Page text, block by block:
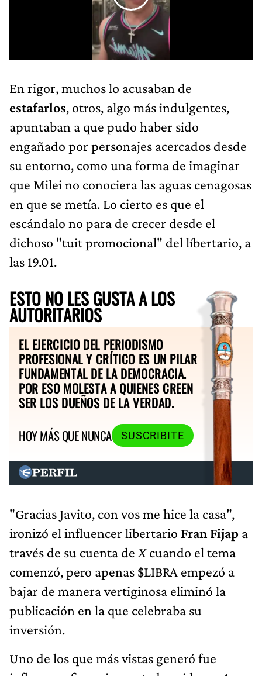
En rigor, muchos lo acusaban de
estafarlos, otros, algo más indulgentes,
apuntaban a que pudo haber sido
engañado por personajes acercados desde
su entorno, como una forma de imaginar
que Milei no conociera las aguas cenagosas
en que se metía. Lo cierto es que el
escándalo no para de crecer desde el
dichoso "tuit promocional" del líbertario, a
las 19.01.
ESTO NO LES GUSTA A LOS
AUTORITARIOS
EL EJERCICIO DEL PERIODISMO
PROFESIONAL Y CRÍTICO ES UN PILAR
FUNDAMENTAL DE LA DEMOCRACIA.
POR ESO MOLESTA A QUIENES CREEN
SER LOS DUEÑOS DE LA VERDAD.
HOY MÁS QUE NUNCA
SUSCRIBITE
"Gracias Javito, con vos me hice la casa",
ironizó el influencer libertario Fran Fijap a
través de su cuenta de Xcuando el tema
comenzó, pero apenas $LIBRA empezó a
bajar de manera vertiginosa eliminó la
publicación en la que celebraba su
inversión.
Uno de los que más vistas generó fue